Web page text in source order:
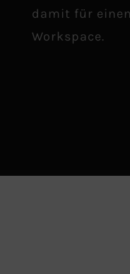
damit für
Workspace.